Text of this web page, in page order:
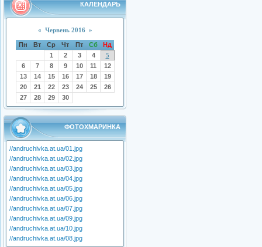
КАЛЕНДАРЬ
« Червень 2016 »
Пн Вт Ср Чт Пт Сб
Нд
1
2 3 4
5
6
7 8 9 10 11
12
13
14 15 16 17 18
19
20
21 22 23 24 25
26
27
28 29 30
ФОТОХМАРИНКА
//andruchivka.at.ua/01.jpg
//andruchivka.at.ua/02.jpg
//andruchivka.at.ua/03.jpg
//andruchivka.at.ua/04.jpg
//andruchivka.at.ua/05.jpg
//andruchivka.at.ua/06.jpg
//andruchivka.at.ua/07.jpg
//andruchivka.at.ua/09.jpg
//andruchivka.at.ua/10.jpg
//andruchivka.at.ua/08.jpg